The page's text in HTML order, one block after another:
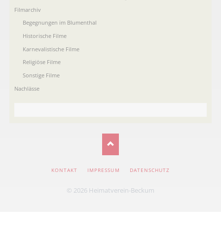
Filmarchiv
Begegnungen im Blumenthal
Historische Filme
Karnevalistische Filme
Religiöse Filme
Sonstige Filme
Nachlässe
NAVIGATION
KONTAKT IMPRESSUM DATENSCHUTZ
© 2026 Heimatverein-Beckum